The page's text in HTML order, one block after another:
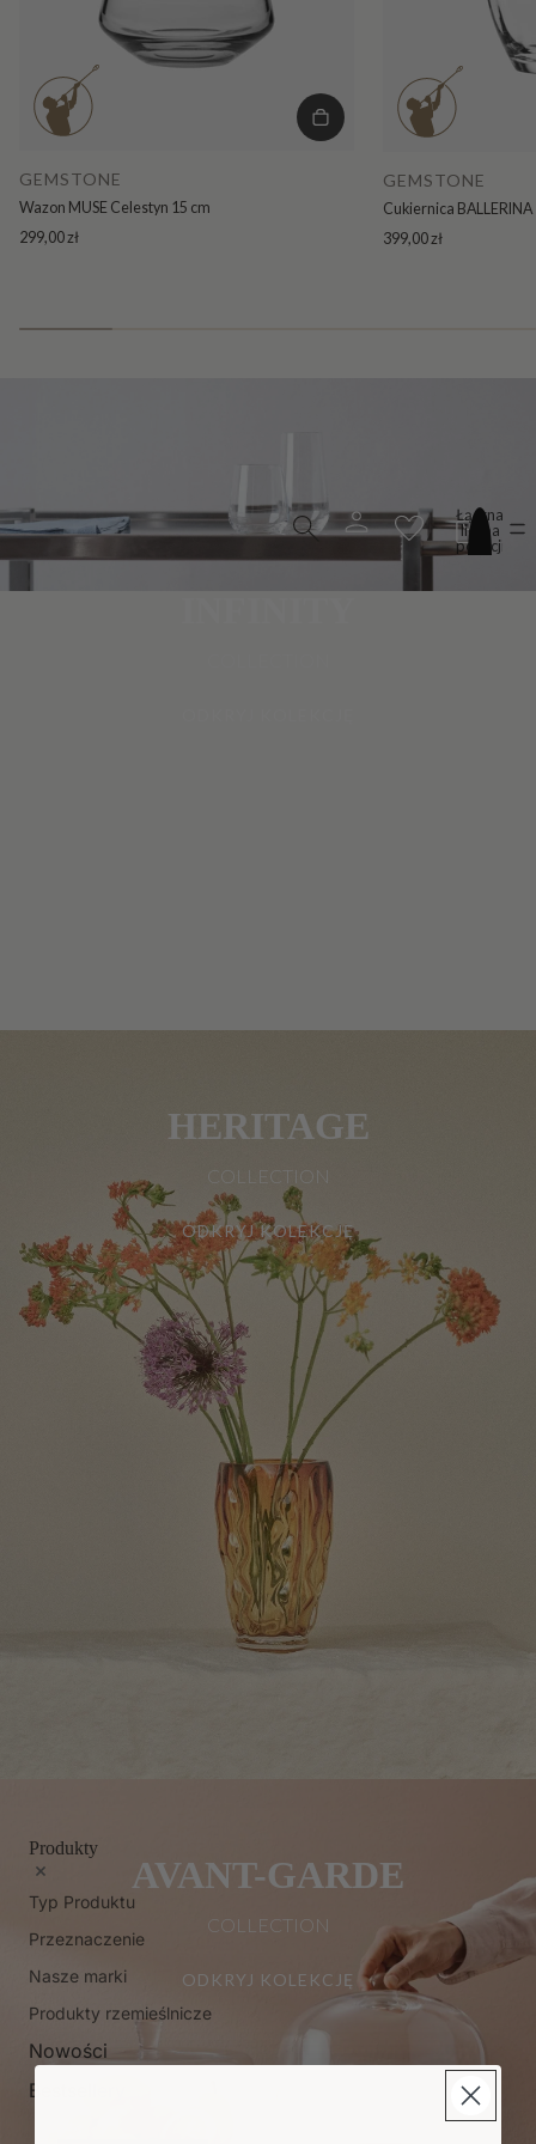
Produkty
Typ Produktu
Przeznaczenie
Nasze marki
Produkty rzemieślnicze
Nowości
Bestsellery
Łączna
liczba
pozycji
w
GEMSTONE
Wazon MUSE Celestyn 15 cm
299,00 zł
GEMSTONE
Cukiernica BALLERINA
399,00 zł
HERITAGE
COLLECTION
ODKRYJ KOLEKCJĘ
AVANT-GARDE
COLLECTION
ODKRYJ KOLEKCJĘ